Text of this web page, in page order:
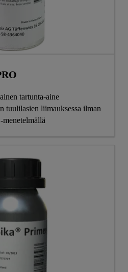
tartunta-aine
tuulilasien liimauksessa ilman